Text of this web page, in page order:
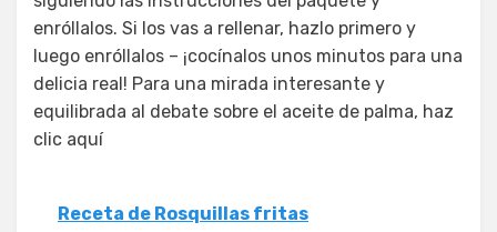
enróllalos. Si los vas a rellenar, hazlo primero y
luego enróllalos – ¡cocínalos unos minutos para una
delicia real! Para una mirada interesante y
equilibrada al debate sobre el aceite de palma, haz
clic aquí
Receta de Rosquillas fritas